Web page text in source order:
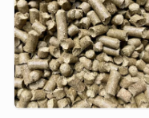
k
t
o
v
k
t
o
v